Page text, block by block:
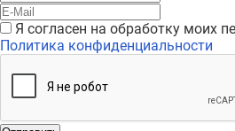
Я согласен на обработку моих
Политика конфиденциальности